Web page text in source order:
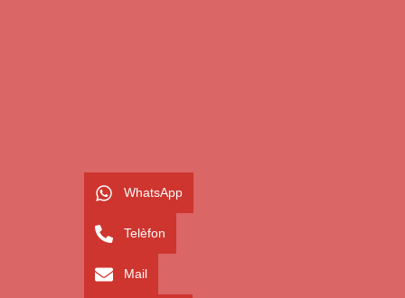
WhatsApp
Telèfon
Mail